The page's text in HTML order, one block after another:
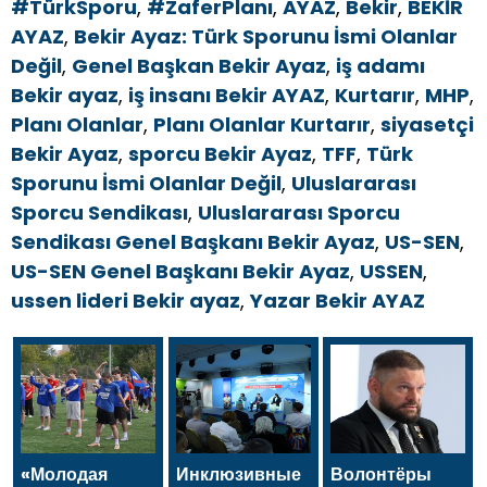
#TürkSporu, #ZaferPlanı, AYAZ, Bekir, BEKİR
AYAZ, Bekir Ayaz: Türk Sporunu İsmi Olanlar
Değil, Genel Başkan Bekir Ayaz, iş adamı
Bekir ayaz, iş insanı Bekir AYAZ, Kurtarır, MHP,
Planı Olanlar, Planı Olanlar Kurtarır, siyasetçi
Bekir Ayaz, sporcu Bekir Ayaz, TFF, Türk
Sporunu İsmi Olanlar Değil, Uluslararası
Sporcu Sendikası, Uluslararası Sporcu
Sendikası Genel Başkanı Bekir Ayaz, US-SEN,
US-SEN Genel Başkanı Bekir Ayaz, USSEN,
ussen lideri Bekir ayaz,Yazar Bekir AYAZ
«Молодая
Инклюзивные
Волонтёры